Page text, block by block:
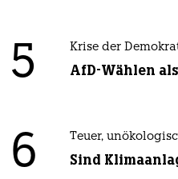
5 Krise der
AfD-Wählen
6 Teuer,
Sind